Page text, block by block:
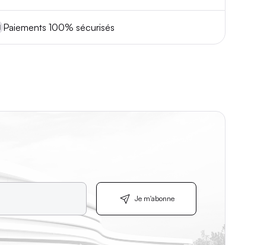
Paiements 100% sécurisés
Je m'abonne